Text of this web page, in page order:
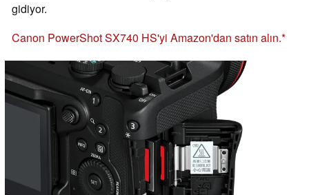
gidiyor.
Canon PowerShot SX740 HS'yi Amazon'dan satın alın.